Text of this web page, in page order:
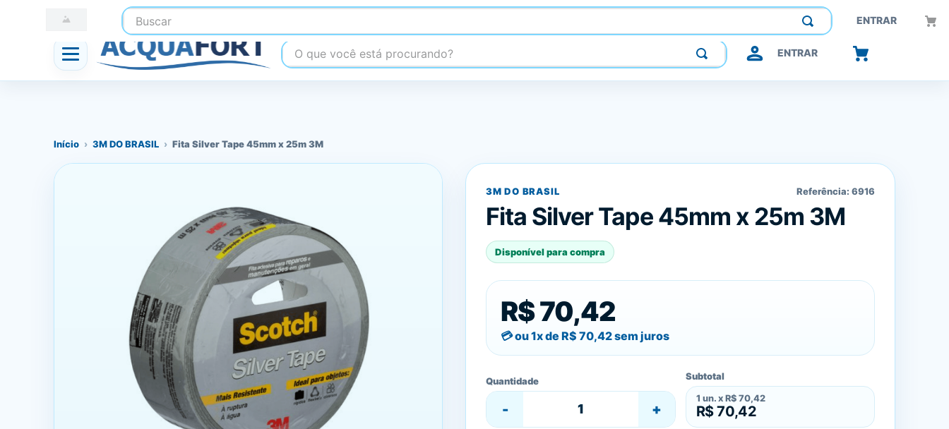
Buscar ENTRAR
☎ (41) 3247-1199 Construindo confiança, inovando o futuro.
O que você está procurando? ENTRAR
Início › 3M DO BRASIL › Fita Silver Tape 45mm x 25m 3M
3M DO BRASIL Referência: 6916
Fita Silver Tape 45mm x 25m 3M
Disponível para compra
R$ 70,42
ou 1x de R$ 70,42sem juros
Quantidade
- +
Subtotal
1 un. x R$ 70,42
R$ 70,42